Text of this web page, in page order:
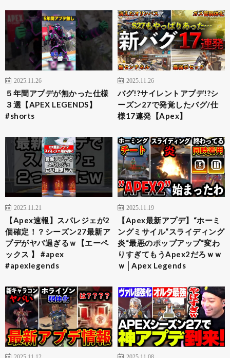
2025.11.26
５年間アプデが無かった仕様
３選【APEX LEGENDS】
#shorts
2025.11.26
バグ!?サイレントアプデ!?シ
ーズン27で発覚したバグ/仕
様17連発【Apex】
2025.11.21
【Apex速報】スパレジェが2
個確定！？シーズン27最新ア
プデがヤバ過ぎるｗ【エーペ
ックス 】 #apex
#apexlegends
2025.11.19
【Apex最新アプデ】“ホーミ
ングミサイル“スライディング
炎“最悪のポップアップ“変わ
りすぎてもうApex2だろｗｗ
ｗ│Apex Legends
2025.11.12 2025.11.08